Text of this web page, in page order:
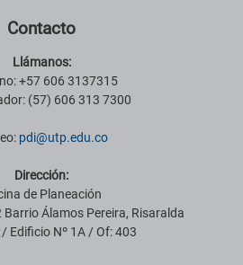
Contacto
Llámanos:
+57 606 3137315
(57) 606 313 7300
pdi@utp.edu.co
Dirección:
de Planeación
Álamos Pereira, Risaralda
Edificio Nº 1A / Of: 403